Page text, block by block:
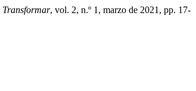
Transformar, vol. 2, n.º 1, marzo de 2021, pp. 17-